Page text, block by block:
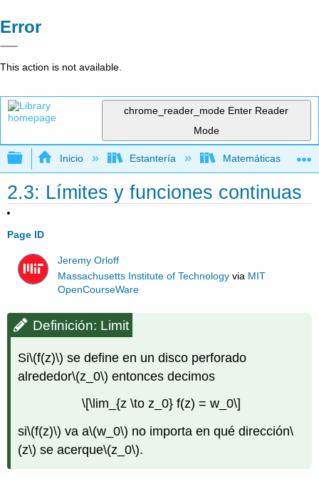
Error
This action is not available.
chrome_reader_mode Enter Reader
Mode
Expandir/contraer jerarquía global
Inicio Estantería Matemáticas
2.3: Límites y funciones continuas
Page ID
Jeremy Orloff
Massachusetts Institute of Technology via MIT
OpenCourseWare
Definición: Limit
Si\(f(z)\) se define en un disco perforado
alrededor\(z_0\) entonces decimos
\[\lim_{z \to z_0} f(z) = w_0\]
si\(f(z)\) va a\(w_0\) no importa en qué dirección\
(z\) se acerque\(z_0\).